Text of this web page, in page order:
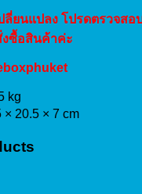
ลี่ยนแปลง โปรดตรวจส
ซื้อสินค้าค่ะ
kg
× 20.5 × 7 cm